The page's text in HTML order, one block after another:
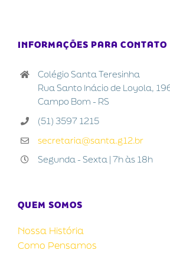
INFORMAÇÕES PARA CONTATO
Colégio Santa Teresinha
Rua Santo Inácio de Loyola,
Campo Bom - RS
(51) 3597 1215
secretaria@santa.g12.br
Segunda - Sexta | 7h às 18h
QUEM SOMOS
Nossa História
Como Pensamos